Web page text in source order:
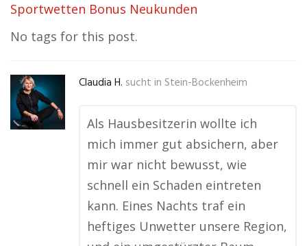
Sportwetten Bonus Neukunden
No tags for this post.
Claudia H. sucht in Stein-Bockenheim
Als Hausbesitzerin wollte ich
mich immer gut absichern, aber
mir war nicht bewusst, wie
schnell ein Schaden eintreten
kann. Eines Nachts traf ein
heftiges Unwetter unsere Region,